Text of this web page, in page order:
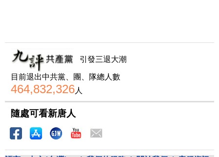
引發三退大潮
目前退出中共黨、團、隊總人數
464,832,326人
隨處可看新唐人